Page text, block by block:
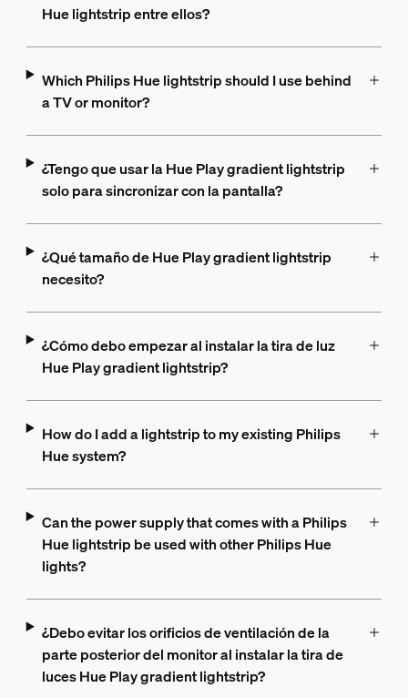
Hue lightstrip entre ellos?
Which Philips Hue lightstrip should I use behind
a TV or monitor?
¿Tengo que usar la Hue Play gradient lightstrip
solo para sincronizar con la pantalla?
¿Qué tamaño de Hue Play gradient lightstrip
necesito?
¿Cómo debo empezar al instalar la tira de luz
Hue Play gradient lightstrip?
How do I add a lightstrip to my existing Philips
Hue system?
Can the power supply that comes with a Philips
Hue lightstrip be used with other Philips Hue
lights?
¿Debo evitar los orificios de ventilación de la
parte posterior del monitor al instalar la tira de
luces Hue Play gradient lightstrip?